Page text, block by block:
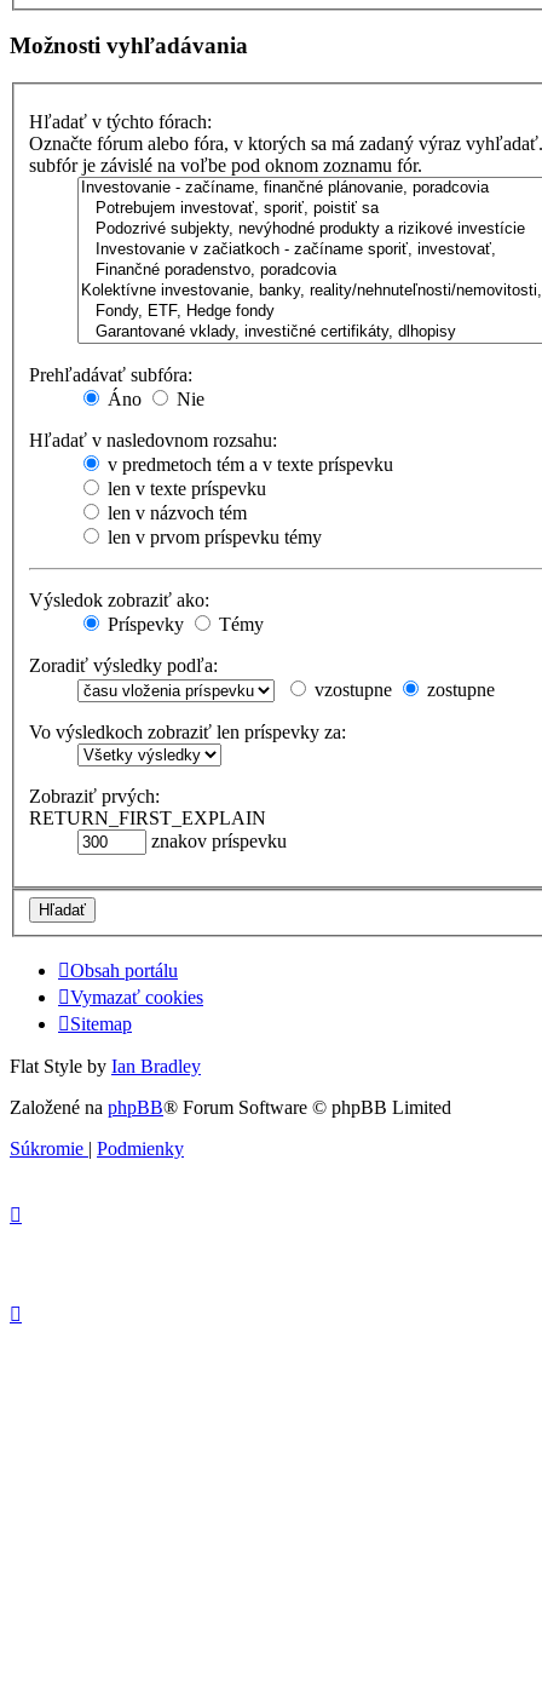
Možnosti vyhľadávania
Hľadať v týchto fórach:
Označte fórum alebo fóra, v ktorých sa má zadaný výraz
subfór je závislé na voľbe pod oknom zoznamu fór.
Prehľadávať subfóra:
Áno
Nie
Hľadať v nasledovnom rozsahu:
v predmetoch tém a v texte príspevku
len v texte príspevku
len v názvoch tém
len v prvom príspevku témy
Výsledok zobraziť ako:
Príspevky
Témy
Zoradiť výsledky podľa:
vzostupne
zostupne
Vo výsledkoch zobraziť len príspevky za:
Zobraziť prvých:
RETURN_FIRST_EXPLAIN
znakov príspevku
Obsah portálu
Vymazať cookies
Sitemap
Flat Style by Ian Bradley
Založené na phpBB® Forum Software © phpBB Limited
Súkromie | Podmienky